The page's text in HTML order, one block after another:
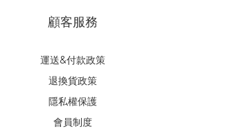
顧客服務
運送&付款政策
退換貨政策
隱私權保護
會員制度